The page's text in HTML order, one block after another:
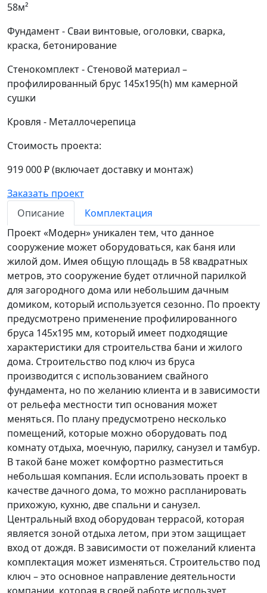
58м²
Фундамент- Сваи винтовые, оголовки, сварка,
краска, бетонирование
Стенокомплект- Стеновой материал –
профилированный брус 145х195(h) мм камерной
сушки
Кровля - Металлочерепица
Стоимость проекта:
919 000 ₽(включает доставку и монтаж)
Заказать проект
Описание
Комплектация
Проект «Модерн» уникален тем, что данное
сооружение может оборудоваться, как баня или
жилой дом. Имея общую площадь в 58 квадратных
метров, это сооружение будет отличной парилкой
для загородного дома или небольшим дачным
домиком, который используется сезонно. По проекту
предусмотрено применение профилированного
бруса 145х195 мм, который имеет подходящие
характеристики для строительства бани и жилого
дома. Строительство под ключ из бруса
производится с использованием свайного
фундамента, но по желанию клиента и в зависимости
от рельефа местности тип основания может
меняться. По плану предусмотрено несколько
помещений, которые можно оборудовать под
комнату отдыха, моечную, парилку, санузел и тамбур.
В такой бане может комфортно разместиться
небольшая компания. Если использовать проект в
качестве дачного дома, то можно распланировать
прихожую, кухню, две спальни и санузел.
Центральный вход оборудован террасой, которая
является зоной отдыха летом, при этом защищает
вход от дождя. В зависимости от пожеланий клиента
комплектация может изменяться. Строительство под
ключ – это основное направление деятельности